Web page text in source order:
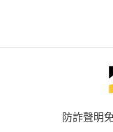
防詐聲明